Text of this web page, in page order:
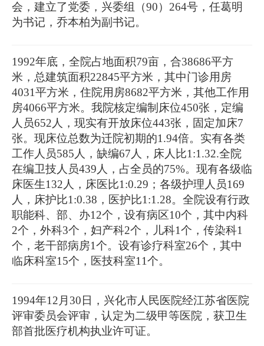
会，建立了党委，兴委组（90）264号，任葛明
为书记，乔本柏为副书记。
1992年底，全院占地面积79亩，合38686平方
米，总建筑面积22845平方米，其中门诊用房
4031平方米，住院用房8682平方米，其他工作用
房4066平方米。我院核定编制床位450张，定编
人员652人，现实有开放床位443张，固定加床7
张。现床位总数为迁院初期的1.94倍。实有各类
工作人员585人，缺编67人，床人比1:1.32.全院
在编卫技人员439人，占全员的75%。现有各级临
床医生132人，床医比1:0.29；各级护理人员169
人，床护比1:0.38，医护比1:1.28。全院设有行政
职能科、部、办12个，设有病区10个，其中内科
2个，外科3个，妇产科2个，儿科1个，传染科1
个，老干部病房1个。设有诊疗科室26个，其中
临床科室15个，医技科室11个。
1994年12月30日，兴化市人民医院经江苏省医院
评审委员会评审，认定为二级甲等医院，获卫生
部首批医疗机构执业许可证。